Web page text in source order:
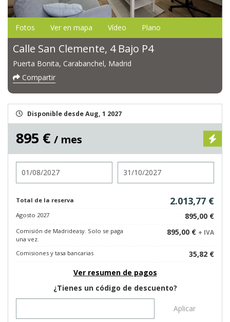
Fotos Ver en mapa Vídeo Plano
Calle San Clemente, 4 Bajo P4
Puerta Bonita, Carabanchel, Madrid
Compartir
Disponible desde Aug, 1 2027
895 € / mes
Total de la reserva 2.013,77 €
Agosto 2027 895,00 €
Comisión de Madrideasy. Solo se paga
una vez.
895,00 € + IVA
Comisiones y tasa bancarias
35,82 €
Ver resumen de pagos
¿Tienes un código de descuento?
Aplicar